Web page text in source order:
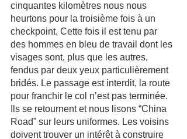
cinquantes kilomètres nous nous
heurtons pour la troisième fois à un
checkpoint. Cette fois il est tenu par
des hommes en bleu de travail dont les
visages sont, plus que les autres,
fendus par deux yeux particulièrement
bridés. Le passage est interdit, la route
pour franchir le col n’est pas terminée.
Ils se retournent et nous lisons “China
Road” sur leurs uniformes. Les voisins
doivent trouver un intérêt à construire